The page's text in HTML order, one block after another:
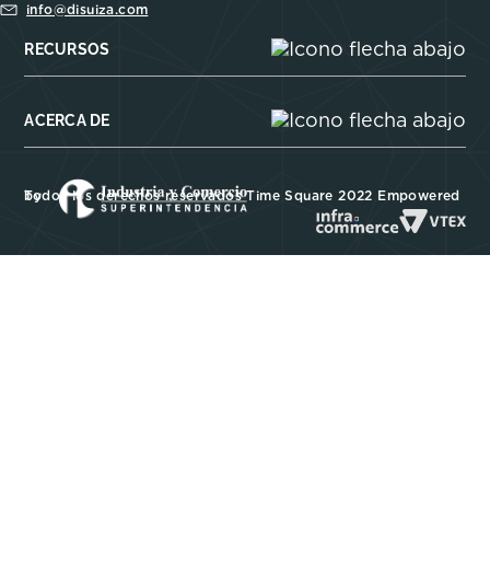
info@disuiza.com
RECURSOS
ACERCA DE
Todos los derechos reservados Time Square 2022 Empowered by